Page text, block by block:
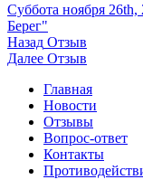
Опубликовано
Суббота ноября 26th,
Берег"
Навигация
по
записям
Назад Предыдущая
запись:
Отзыв
Далее Следующая
Отзыв
Главная
Новости
Отзывы
Вопрос-ответ
Контакты